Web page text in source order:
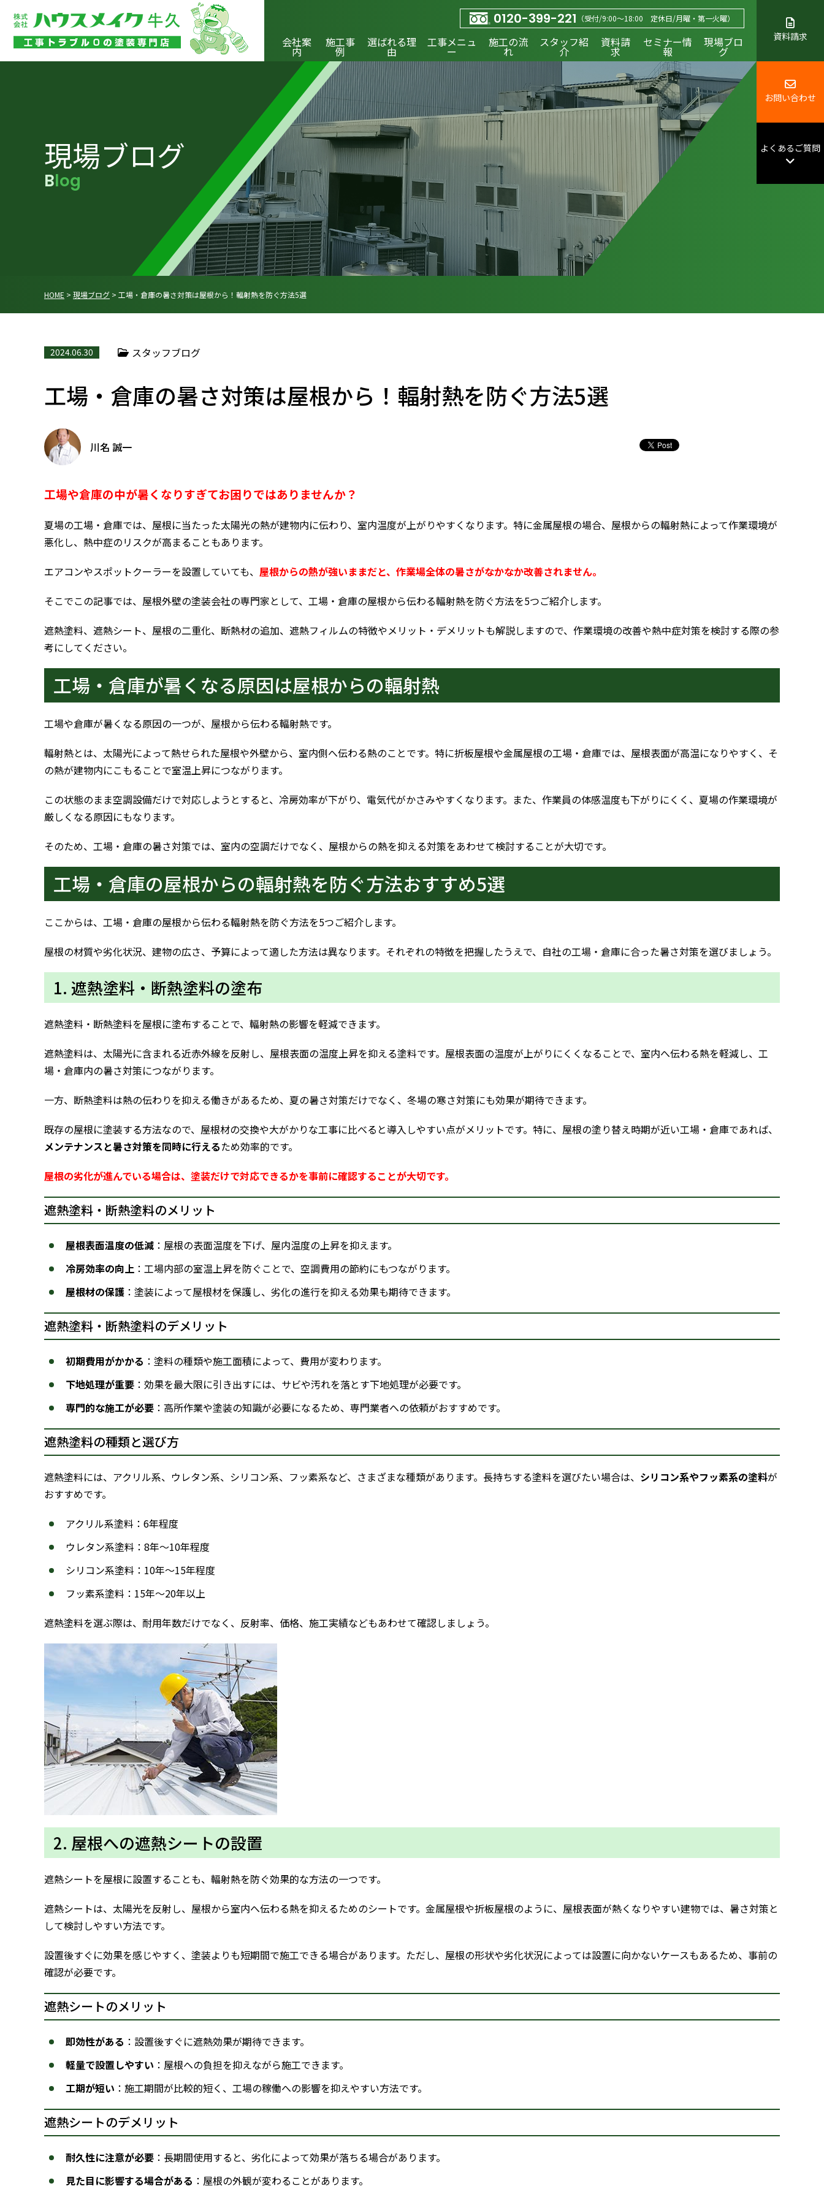
0120-399-221 （受付/9:00～18:00 定休日/月曜・第一火曜）
会社案
内
施工事
例
選ばれる理
由
工事メニュ
ー
施工の流
れ
スタッフ紹
介
資料請
求
セミナー情
報
現場ブロ
グ
資料請求
お問い合わせ
よくあるご質問
現場ブログ
Blog
HOME > 現場ブログ > 工場・倉庫の暑さ対策は屋根から！輻射熱を防ぐ方法5選
2024.06.30 スタッフブログ
工場・倉庫の暑さ対策は屋根から！輻射熱を防ぐ方法5選
川名 誠一
工場や倉庫の中が暑くなりすぎてお困りではありませんか？
夏場の工場・倉庫では、屋根に当たった太陽光の熱が建物内に伝わり、室内温度が上がりやすくなります。特に金属屋根の場合、屋根からの輻射熱によって作業環境が
悪化し、熱中症のリスクが高まることもあります。
エアコンやスポットクーラーを設置していても、 屋根からの熱が強いままだと、作業場全体の暑さがなかなか改善されません。
そこでこの記事では、屋根外壁の塗装会社の専門家として、工場・倉庫の屋根から伝わる輻射熱を防ぐ方法を5つご紹介します。
遮熱塗料、遮熱シート、屋根の二重化、断熱材の追加、遮熱フィルムの特徴やメリット・デメリットも解説しますので、作業環境の改善や熱中症対策を検討する際の参
考にしてください。
工場・倉庫が暑くなる原因は屋根からの輻射熱
工場や倉庫が暑くなる原因の一つが、屋根から伝わる輻射熱です。
輻射熱とは、太陽光によって熱せられた屋根や外壁から、室内側へ伝わる熱のことです。特に折板屋根や金属屋根の工場・倉庫では、屋根表面が高温になりやすく、そ
の熱が建物内にこもることで室温上昇につながります。
この状態のまま空調設備だけで対応しようとすると、冷房効率が下がり、電気代がかさみやすくなります。また、作業員の体感温度も下がりにくく、夏場の作業環境が
厳しくなる原因にもなります。
そのため、工場・倉庫の暑さ対策では、室内の空調だけでなく、屋根からの熱を抑える対策をあわせて検討することが大切です。
工場・倉庫の屋根からの輻射熱を防ぐ方法おすすめ5選
ここからは、工場・倉庫の屋根から伝わる輻射熱を防ぐ方法を5つご紹介します。
屋根の材質や劣化状況、建物の広さ、予算によって適した方法は異なります。それぞれの特徴を把握したうえで、自社の工場・倉庫に合った暑さ対策を選びましょう。
1. 遮熱塗料・断熱塗料の塗布
遮熱塗料・断熱塗料を屋根に塗布することで、輻射熱の影響を軽減できます。
遮熱塗料は、太陽光に含まれる近赤外線を反射し、屋根表面の温度上昇を抑える塗料です。屋根表面の温度が上がりにくくなることで、室内へ伝わる熱を軽減し、工
場・倉庫内の暑さ対策につながります。
一方、断熱塗料は熱の伝わりを抑える働きがあるため、夏の暑さ対策だけでなく、冬場の寒さ対策にも効果が期待できます。
既存の屋根に塗装する方法なので、屋根材の交換や大がかりな工事に比べると導入しやすい点がメリットです。特に、屋根の塗り替え時期が近い工場・倉庫であれば、
メンテナンスと暑さ対策を同時に行えるため効率的です。
屋根の劣化が進んでいる場合は、塗装だけで対応できるかを事前に確認することが大切です。
遮熱塗料・断熱塗料のメリット
屋根表面温度の低減 ：屋根の表面温度を下げ、屋内温度の上昇を抑えます。
冷房効率の向上 ：工場内部の室温上昇を防ぐことで、空調費用の節約にもつながります。
屋根材の保護 ：塗装によって屋根材を保護し、劣化の進行を抑える効果も期待できます。
遮熱塗料・断熱塗料のデメリット
初期費用がかかる ：塗料の種類や施工面積によって、費用が変わります。
下地処理が重要 ：効果を最大限に引き出すには、サビや汚れを落とす下地処理が必要です。
専門的な施工が必要 ：高所作業や塗装の知識が必要になるため、専門業者への依頼がおすすめです。
遮熱塗料の種類と選び方
遮熱塗料には、アクリル系、ウレタン系、シリコン系、フッ素系など、さまざまな種類があります。長持ちする塗料を選びたい場合は、 シリコン系やフッ素系の塗料が
おすすめです。
アクリル系塗料：6年程度
ウレタン系塗料：8年～10年程度
シリコン系塗料：10年～15年程度
フッ素系塗料：15年～20年以上
遮熱塗料を選ぶ際は、耐用年数だけでなく、反射率、価格、施工実績などもあわせて確認しましょう。
2. 屋根への遮熱シートの設置
遮熱シートを屋根に設置することも、輻射熱を防ぐ効果的な方法の一つです。
遮熱シートは、太陽光を反射し、屋根から室内へ伝わる熱を抑えるためのシートです。金属屋根や折板屋根のように、屋根表面が熱くなりやすい建物では、暑さ対策と
して検討しやすい方法です。
設置後すぐに効果を感じやすく、塗装よりも短期間で施工できる場合があります。ただし、屋根の形状や劣化状況によっては設置に向かないケースもあるため、事前の
確認が必要です。
遮熱シートのメリット
即効性がある ：設置後すぐに遮熱効果が期待できます。
軽量で設置しやすい ：屋根への負担を抑えながら施工できます。
工期が短い ：施工期間が比較的短く、工場の稼働への影響を抑えやすい方法です。
遮熱シートのデメリット
耐久性に注意が必要 ：長期間使用すると、劣化によって効果が落ちる場合があります。
見た目に影響する場合がある ：屋根の外観が変わることがあります。